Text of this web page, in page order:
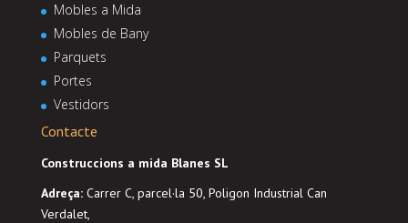
Mobles a Mida
Mobles de Bany
Parquets
Portes
Vestidors
Contacte
Construccions a mida Blanes SL
Adreça: Carrer C, parcel·la 50, Poligon Industrial Can
Verdalet,